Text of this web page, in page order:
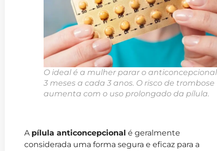
O ideal é a mulher parar o anticoncepcional
3 meses a cada 3 anos. O risco de trombose
aumenta com o uso prolongado da pílula.
A pílula anticoncepcional é geralmente
considerada uma forma segura e eficaz para a